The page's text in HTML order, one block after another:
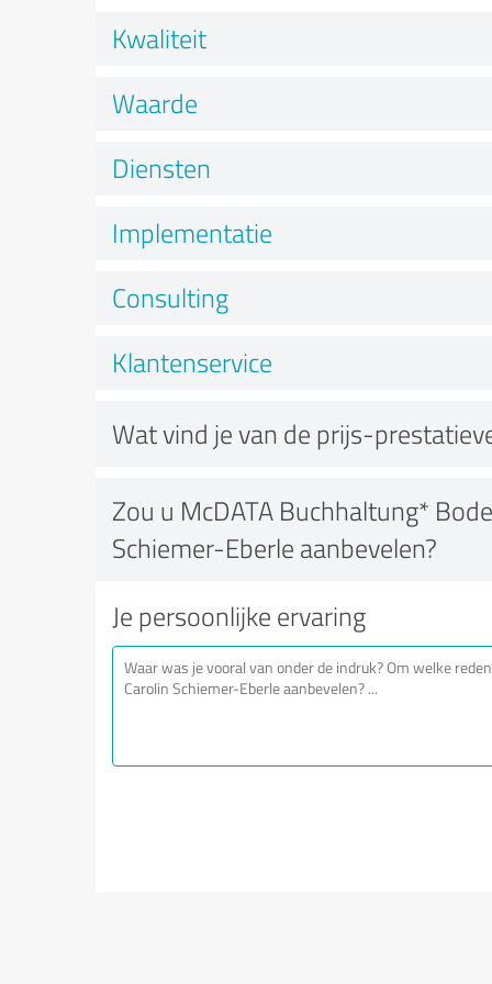
Kwaliteit
Waarde
Diensten
Implementatie
Consulting
Klantenservice
Wat vind je van de prijs-
Zou u McDATA Buchhaltung*
Schiemer-Eberle aanbevelen?
Je persoonlijke ervaring